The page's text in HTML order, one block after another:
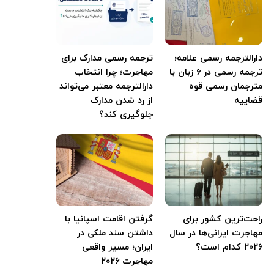
دارالترجمه رسمی علامه؛
ترجمه رسمی در ۶ زبان با
مترجمان رسمی قوه
قضاییه
ترجمه رسمی مدارک برای
مهاجرت؛ چرا انتخاب
دارالترجمه معتبر می‌تواند
از رد شدن مدارک
جلوگیری کند؟
راحت‌ترین کشور برای
مهاجرت ایرانی‌ها در سال
۲۰۲۶ کدام است؟
گرفتن اقامت اسپانیا با
داشتن سند ملکی در
ایران؛ مسیر واقعی
مهاجرت ۲۰۲۶